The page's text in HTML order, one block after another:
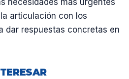
articulación con los
dar respuestas concretas en